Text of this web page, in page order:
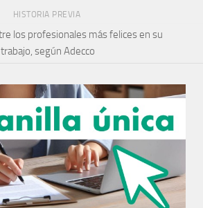
HISTORIA PREVIA
los profesionales más felices en su
trabajo, según Adecco